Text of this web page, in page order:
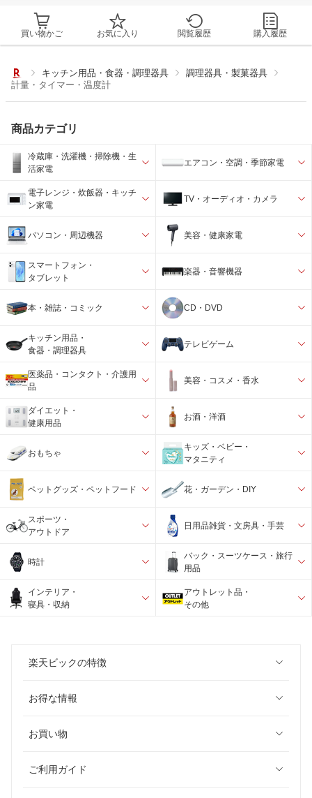
買い物かご お気に入り 閲覧履歴 購入履歴
キッチン用品・食器・調理器具
調理器具・製菓器具
計量・タイマー・温度計
商品カテゴリ
冷蔵庫・洗濯機・掃除機・生
活家電
エアコン・空調・季節家電
電子レンジ・炊飯器・キッチ
ン家電
TV・オーディオ・カメラ
パソコン・周辺機器 美容・健康家電
スマートフォン・
タブレット
楽器・音響機器
本・雑誌・コミック CD・DVD
キッチン用品・
食器・調理器具
テレビゲーム
医薬品・コンタクト・介護用
品
美容・コスメ・香水
ダイエット・
健康用品
お酒・洋酒
おもちゃ
キッズ・ベビー・
マタニティ
ペットグッズ・ペットフード 花・ガーデン・DIY
スポーツ・
アウトドア
日用品雑貨・文房具・手芸
時計
バック・スーツケース・旅行
用品
インテリア・
寝具・収納
アウトレット品・
その他
楽天ビックの特徴
お得な情報
お買い物
ご利用ガイド